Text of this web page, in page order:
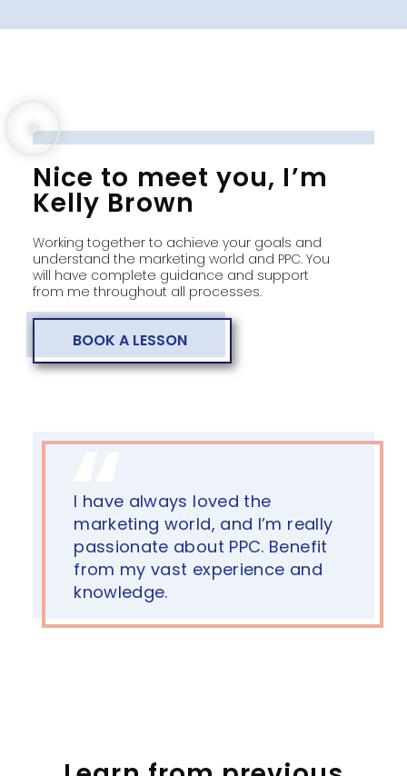
Nice to meet you, I’m
Kelly Brown
Working together to achieve your goals and
understand the marketing world and PPC. You
will have complete guidance and support
from me throughout all processes.
BOOK A LESSON
I have always loved the
marketing world, and I’m really
passionate about PPC. Benefit
from my vast experience and
knowledge.